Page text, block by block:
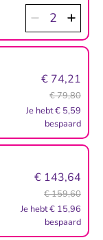
2
€ 74,21
€ 79,80
Je hebt € 5,59
bespaard
€ 143,64
€ 159,60
Je hebt € 15,96
bespaard